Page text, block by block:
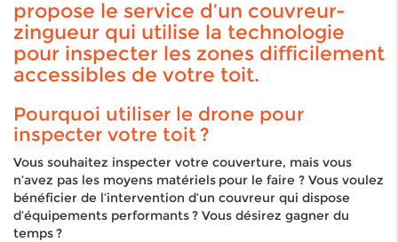
propose le service d’un couvreur-
zingueur qui utilise la technologie
pour inspecter les zones difficilement
accessibles de votre toit.
Pourquoi utiliser le drone pour
inspecter votre toit ?
Vous souhaitez inspecter votre couverture, mais vous
n’avez pas les moyens matériels pour le faire ? Vous voulez
bénéficier de l’intervention d’un couvreur qui dispose
d’équipements performants ? Vous désirez gagner du
temps ?